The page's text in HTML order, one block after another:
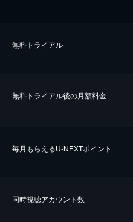
無料トライアル
無料トライアル後の⽉額料金
毎⽉もらえるU-NEXTポイント
同時視聴アカウント数